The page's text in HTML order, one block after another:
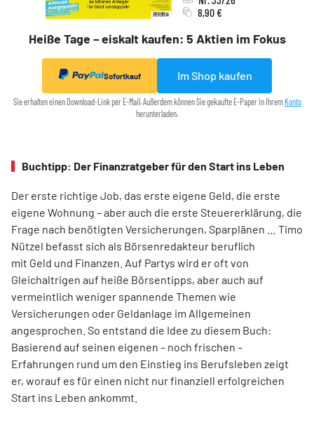
Heiße Tage – eiskalt kaufen: 5 Aktien im Fokus
8,90 €
Sofortkauf Im Shop kaufen
Sie erhalten einen Download-Link per E-Mail. Außerdem können Sie gekaufte E-Paper in Ihrem Konto
herunterladen.
Buchtipp: Der Finanzratgeber für den Start ins Leben
Der erste richtige Job, das erste eigene Geld, die erste
eigene Wohnung – aber auch die erste Steuererklärung, die
Frage nach benötigten Versicherungen, Sparplänen … Timo
Nützel befasst sich als Börsenredakteur beruflich
mit Geld und Finanzen. Auf Partys wird er oft von
Gleichaltrigen auf heiße Börsentipps, aber auch auf
vermeintlich weniger spannende Themen wie
Versicherungen oder Geldanlage im Allgemeinen
angesprochen. So entstand die Idee zu diesem Buch:
Basierend auf seinen eigenen – noch frischen –
Erfahrungen rund um den Einstieg ins Berufsleben zeigt
er, worauf es für einen nicht nur finanziell erfolgreichen
Start ins Leben ankommt.